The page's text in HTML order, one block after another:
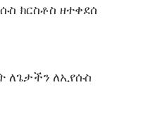
ክርስቶስ ዘተቀደሰ
ለጌታችን ለኢየሱስ